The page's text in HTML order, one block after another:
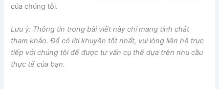
của chúng tôi.
Lưu ý: Thông tin trong bài viết này chỉ mang tính chất
tham khảo. Để có lời khuyên tốt nhất, vui lòng liên hệ trực
tiếp với chúng tôi để được tư vấn cụ thể dựa trên nhu cầu
thực tế của bạn.